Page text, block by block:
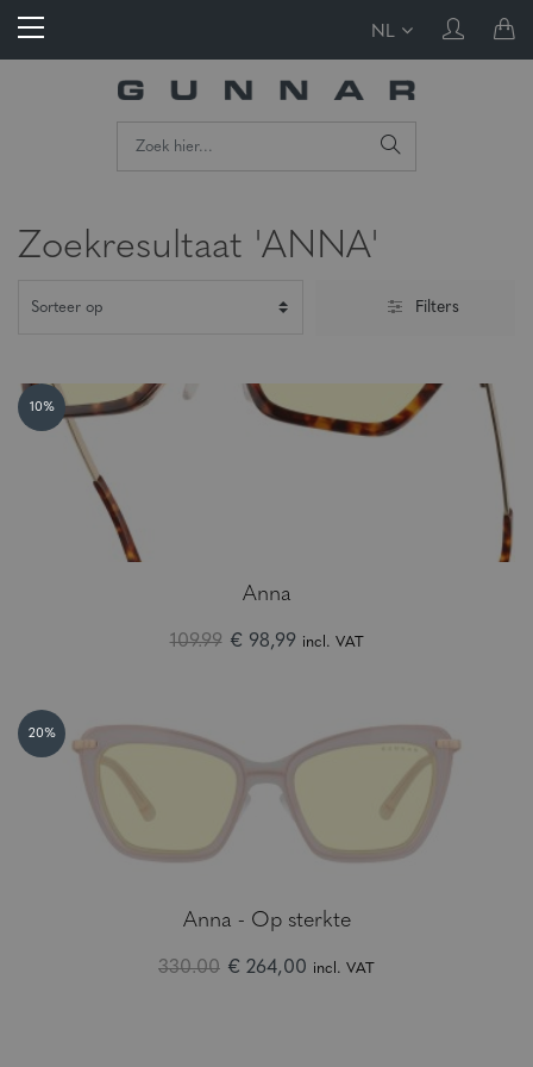
NL
Zoekresultaat 'ANNA'
Filters
10%
Anna
109.99 € 98,99 incl. VAT
20%
Anna - Op sterkte
330.00 € 264,00 incl. VAT